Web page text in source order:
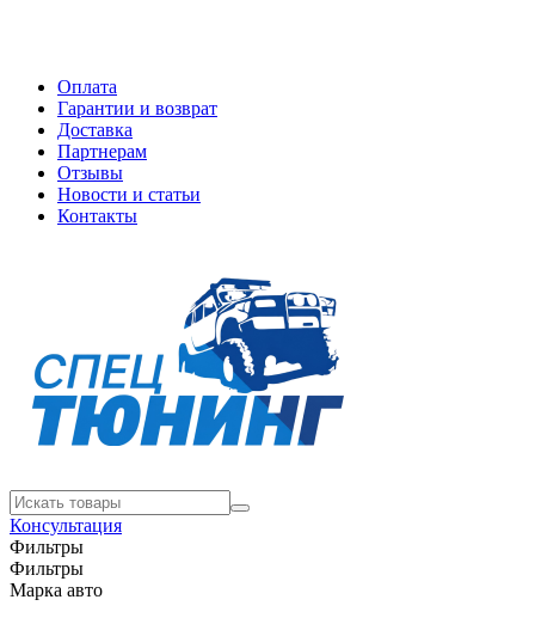
Оплата
Гарантии и возврат
Доставка
Партнерам
Отзывы
Новости и статьи
Контакты
Консультация
Фильтры
Фильтры
Марка авто